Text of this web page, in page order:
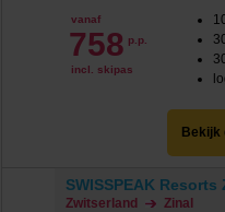
vanaf
758 p.p.
incl. skipas
Bekijk
SWISSPEAK Resorts
Zwitserland Zinal